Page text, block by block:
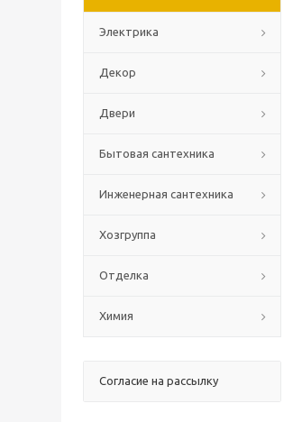
Электрика
Декор
Двери
Бытовая сантехника
Инженерная сантехника
Хозгруппа
Отделка
Химия
Согласие на рассылку